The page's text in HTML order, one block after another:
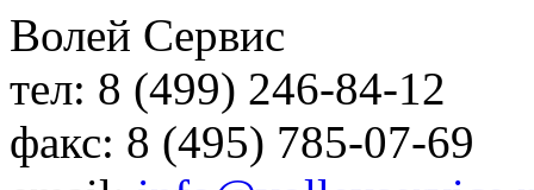
Волей Сервис
тел: 8 (499) 246-84-12
факс: 8 (495) 785-07-69